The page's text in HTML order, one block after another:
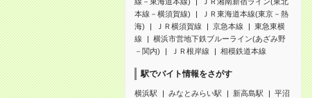
本線－横須賀線)
ＪＲ東海道本線(東京－熱
海)
ＪＲ横須賀線 京急本線
東急東横
線
横浜市営地下鉄ブルーライン(あざみ野
－関内)
ＪＲ根岸線 相模鉄道本線
駅でバイト情報をさがす
横浜駅 みなとみらい駅 新高島駅
平沼